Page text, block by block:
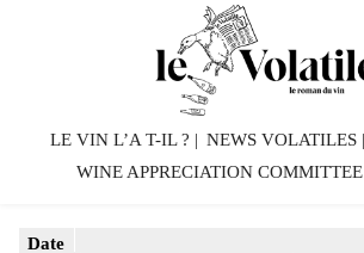
LE VIN L’A T-IL ? NEWS VOLATILES
WINE APPRECIATION COMMITTEE
Date